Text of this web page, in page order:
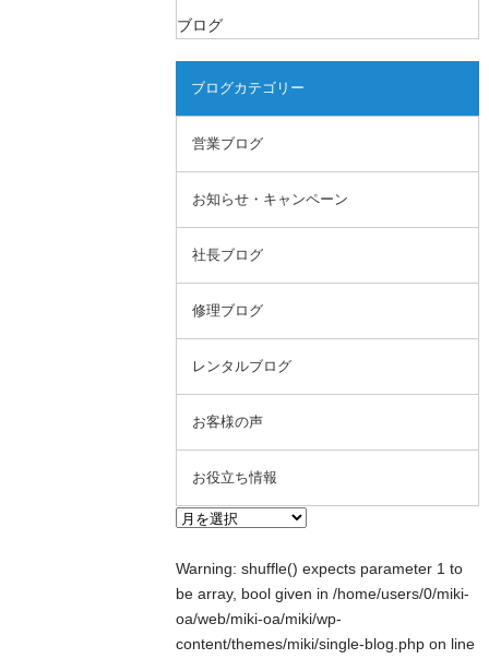
ブログ
ブログカテゴリー
営業ブログ
お知らせ・キャンペーン
社長ブログ
修理ブログ
レンタルブログ
お客様の声
お役立ち情報
Warning: shuffle() expects parameter 1 to
be array, bool given in/home/users/0/miki-
oa/web/miki-oa/miki/wp-
content/themes/miki/single-blog.php on line